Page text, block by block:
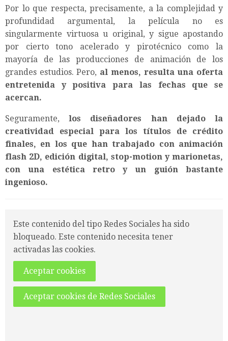
Por lo que respecta, precisamente, a la complejidad y
profundidad argumental, la película no es
singularmente virtuosa u original, y sigue apostando
por cierto tono acelerado y pirotécnico como la
mayoría de las producciones de animación de los
grandes estudios. Pero, al menos, resulta una oferta
entretenida y positiva para las fechas que se
acercan.
Seguramente,los diseñadores han dejado la
creatividad especial para los títulos de crédito
finales, en los que han trabajado con animación
flash 2D, edición digital, stop-motion y marionetas,
con una estética retro y un guión bastante
ingenioso.
Este contenido del tipo Redes Sociales ha sido
bloqueado. Este contenido necesita tener
activadas las cookies.
Aceptar cookies
Aceptar cookies de Redes Sociales